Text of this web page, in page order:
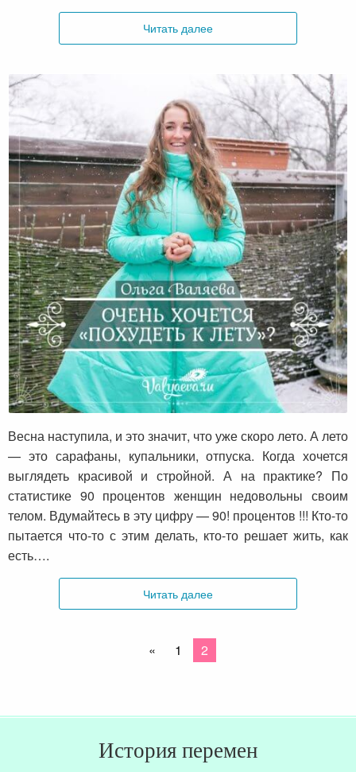
Читать далее
Очень хочется «похудеть к лету»?
Весна наступила, и это значит, что уже скоро лето. А лето
— это сарафаны, купальники, отпуска. Когда хочется
выглядеть красивой и стройной. А на практике? По
статистике 90 процентов женщин недовольны своим
телом. Вдумайтесь в эту цифру — 90! процентов !!! Кто-то
пытается что-то с этим делать, кто-то решает жить, как
есть….
Читать далее
« 1 2
История перемен